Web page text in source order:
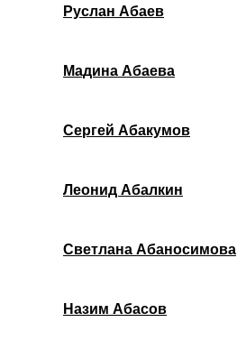
Руслан Абаев
Мадина Абаева
Сергей Абакумов
Леонид Абалкин
Светлана Абаносимова
Назим Абасов